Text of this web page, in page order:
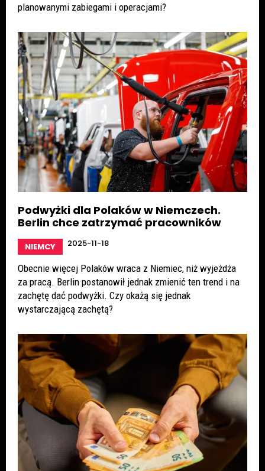
planowanymi zabiegami i operacjami?
Podwyżki dla Polaków w Niemczech.
Berlin chce zatrzymać pracowników
NIEMCY 2025-11-18
Obecnie więcej Polaków wraca z Niemiec, niż wyjeżdża
za pracą. Berlin postanowił jednak zmienić ten trend i na
zachętę dać podwyżki. Czy okażą się jednak
wystarczającą zachętą?